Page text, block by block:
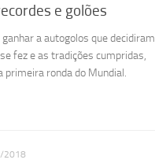
e golões
a autogolos que decidiram
fez e as tradições cumpridas,
primeira ronda do Mundial.
2018